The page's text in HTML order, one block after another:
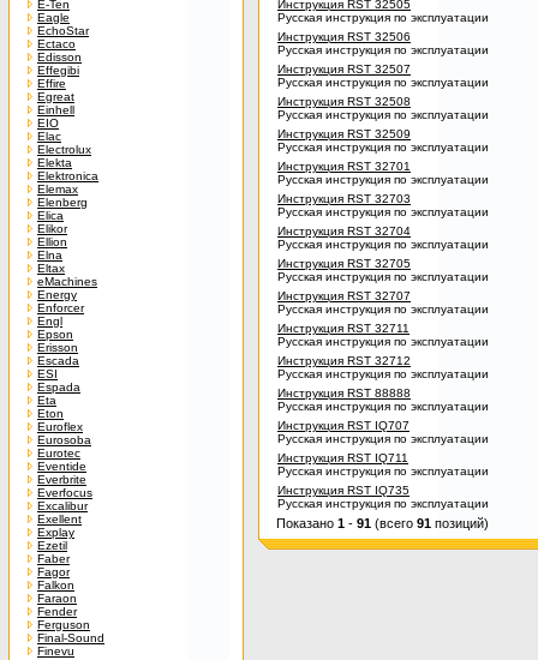
E-Ten
Eagle
EchoStar
Ectaco
Edisson
Effegibi
Effire
Egreat
Einhell
EIO
Elac
Electrolux
Elekta
Elektronica
Elemax
Elenberg
Elica
Elikor
Ellion
Elna
Eltax
eMachines
Energy
Enforcer
Engl
Epson
Erisson
Escada
ESI
Espada
Eta
Eton
Euroflex
Eurosoba
Eurotec
Eventide
Everbrite
Everfocus
Excalibur
Exellent
Explay
Ezetil
Faber
Fagor
Falkon
Faraon
Fender
Ferguson
Final-Sound
Finevu
Инструкция RST 32505
Русская инструкция по эксплуатации
Инструкция RST 32506
Русская инструкция по эксплуатации
Инструкция RST 32507
Русская инструкция по эксплуатации
Инструкция RST 32508
Русская инструкция по эксплуатации
Инструкция RST 32509
Русская инструкция по эксплуатации
Инструкция RST 32701
Русская инструкция по эксплуатации
Инструкция RST 32703
Русская инструкция по эксплуатации
Инструкция RST 32704
Русская инструкция по эксплуатации
Инструкция RST 32705
Русская инструкция по эксплуатации
Инструкция RST 32707
Русская инструкция по эксплуатации
Инструкция RST 32711
Русская инструкция по эксплуатации
Инструкция RST 32712
Русская инструкция по эксплуатации
Инструкция RST 88888
Русская инструкция по эксплуатации
Инструкция RST IQ707
Русская инструкция по эксплуатации
Инструкция RST IQ711
Русская инструкция по эксплуатации
Инструкция RST IQ735
Русская инструкция по эксплуатации
Показано 1 - 91 (всего 91 позиций)